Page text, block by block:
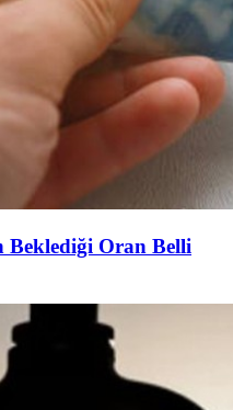
Beklediği Oran Belli